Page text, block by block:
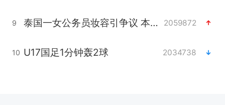
9 泰国一女公务员妆容引争议 本人回应 2059872
10 U17国足1分钟轰2球 2034738